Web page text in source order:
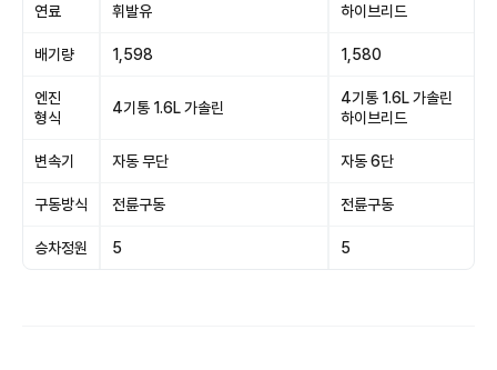
연료 휘발유 하이브리드
배기량 1,598 1,580
엔진
형식
4기통 1.6L 가솔린
4기통 1.6L 가솔린
하이브리드
변속기 자동 무단 자동 6단
구동방식 전륜구동 전륜구동
승차정원 5 5